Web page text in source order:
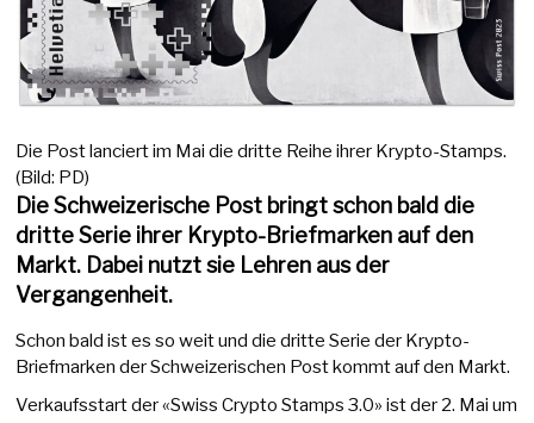
Die Post lanciert im Mai die dritte Reihe ihrer Krypto-Stamps.
(Bild: PD)
Die Schweizerische Post bringt schon bald die
dritte Serie ihrer Krypto-Briefmarken auf den
Markt. Dabei nutzt sie Lehren aus der
Vergangenheit.
Schon bald ist es so weit und die dritte Serie der Krypto-
Briefmarken der Schweizerischen Post kommt auf den Markt.
Verkaufsstart der «Swiss Crypto Stamps 3.0» ist der 2. Mai um